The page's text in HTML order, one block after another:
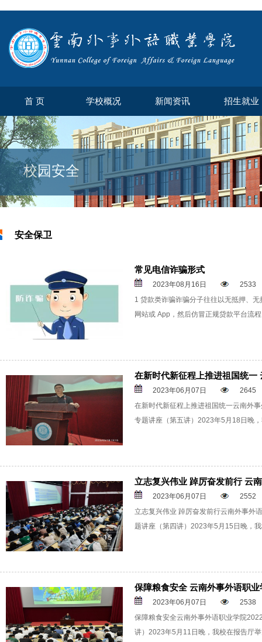
首 页 学校概况 新闻资讯 招生就业
校园安全
安全保卫
常见电信诈骗形式
2023年08月16日
2533
1 贷款类诈骗诈骗分子往往以无抵押、
网站或 App，然后仿冒正规贷款平台流
在新时代新征程上推进祖国统一
2023年06月07日
2645
在新时代新征程上推进祖国统一云南外
专题讲座（第五讲）2023年5月18日晚
立志复兴伟业 踔厉奋发前行 云
2023年06月07日
2552
立志复兴伟业 踔厉奋发前行云南外事外
题讲座（第四讲）2023年5月15日晚，
保障粮食安全 云南外事外语职
2023年06月07日
2538
保障粮食安全云南外事外语职业学院
讲）2023年5月11日晚，我校在报告厅